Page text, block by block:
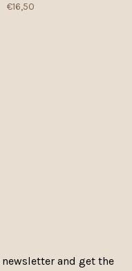
€16,50
and get the